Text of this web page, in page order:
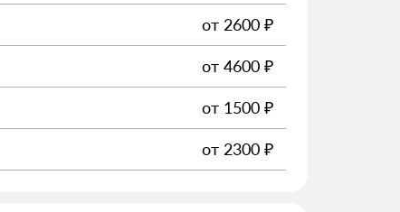
от 2600 ₽
от 4600 ₽
от 1500 ₽
от 2300 ₽